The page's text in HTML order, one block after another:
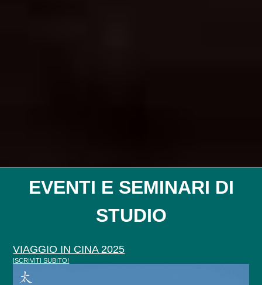
EVENTI E SEMINARI DI
STUDIO
VIAGGIO IN CINA 2025
ISCRIVITI SUBITO!